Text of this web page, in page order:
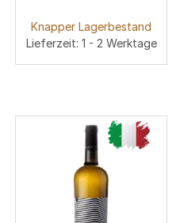
Knapper Lagerbestand
Lieferzeit: 1 - 2 Werktage